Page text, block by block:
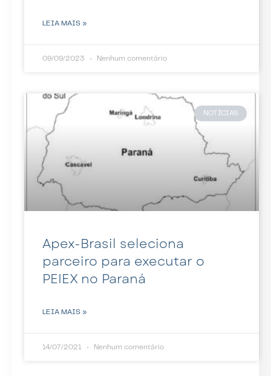
LEIA MAIS »
09/09/2023 Nenhum comentário
NOTÍCIAS
Apex-Brasil seleciona
parceiro para executar o
PEIEX no Paraná
LEIA MAIS »
14/07/2021 Nenhum comentário